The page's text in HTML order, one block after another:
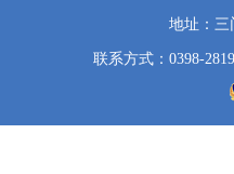
地址：三
联系方式：0398-